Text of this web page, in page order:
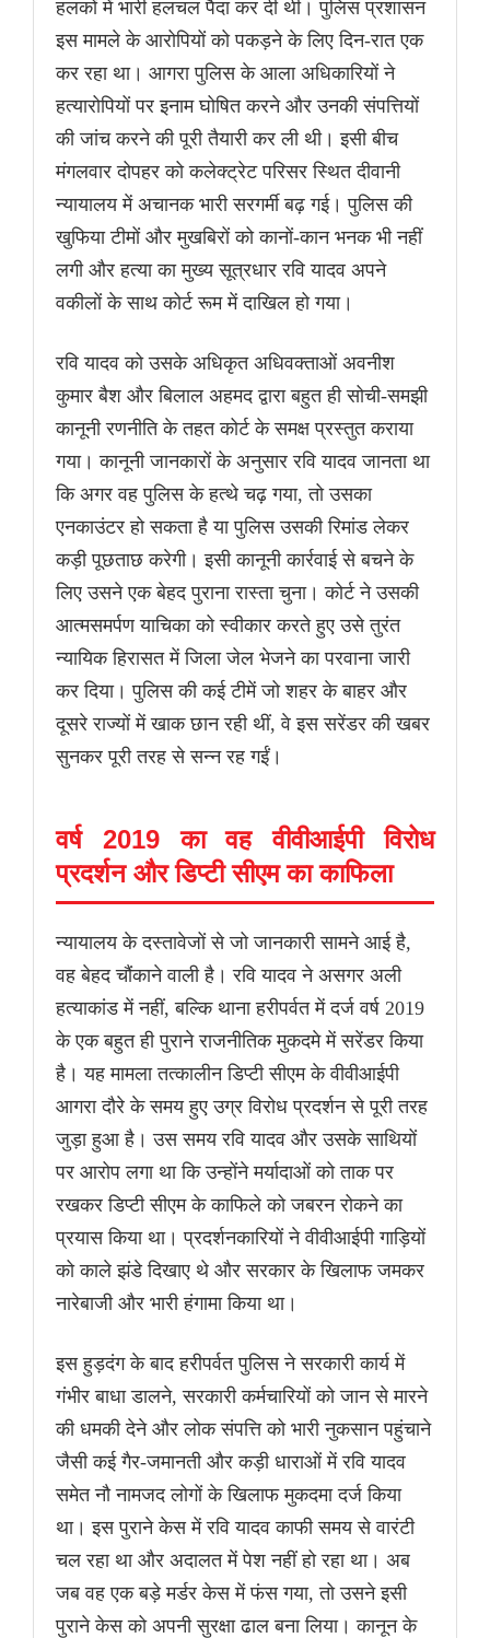
हलकों में भारी हलचल पैदा कर दी थी। पुलिस प्रशासन
इस मामले के आरोपियों को पकड़ने के लिए दिन-रात एक
कर रहा था। आगरा पुलिस के आला अधिकारियों ने
हत्यारोपियों पर इनाम घोषित करने और उनकी संपत्तियों
की जांच करने की पूरी तैयारी कर ली थी। इसी बीच
मंगलवार दोपहर को कलेक्ट्रेट परिसर स्थित दीवानी
न्यायालय में अचानक भारी सरगर्मी बढ़ गई। पुलिस की
खुफिया टीमों और मुखबिरों को कानों-कान भनक भी नहीं
लगी और हत्या का मुख्य सूत्रधार रवि यादव अपने
वकीलों के साथ कोर्ट रूम में दाखिल हो गया।
रवि यादव को उसके अधिकृत अधिवक्ताओं अवनीश
कुमार बैश और बिलाल अहमद द्वारा बहुत ही सोची-समझी
कानूनी रणनीति के तहत कोर्ट के समक्ष प्रस्तुत कराया
गया। कानूनी जानकारों के अनुसार रवि यादव जानता था
कि अगर वह पुलिस के हत्थे चढ़ गया, तो उसका
एनकाउंटर हो सकता है या पुलिस उसकी रिमांड लेकर
कड़ी पूछताछ करेगी। इसी कानूनी कार्रवाई से बचने के
लिए उसने एक बेहद पुराना रास्ता चुना। कोर्ट ने उसकी
आत्मसमर्पण याचिका को स्वीकार करते हुए उसे तुरंत
न्यायिक हिरासत में जिला जेल भेजने का परवाना जारी
कर दिया। पुलिस की कई टीमें जो शहर के बाहर और
दूसरे राज्यों में खाक छान रही थीं, वे इस सरेंडर की खबर
सुनकर पूरी तरह से सन्न रह गईं।
वर्ष 2019 का वह वीवीआईपी विरोध
प्रदर्शन और डिप्टी सीएम का काफिला
न्यायालय के दस्तावेजों से जो जानकारी सामने आई है,
वह बेहद चौंकाने वाली है। रवि यादव ने असगर अली
हत्याकांड में नहीं, बल्कि थाना हरीपर्वत में दर्ज वर्ष 2019
के एक बहुत ही पुराने राजनीतिक मुकदमे में सरेंडर किया
है। यह मामला तत्कालीन डिप्टी सीएम के वीवीआईपी
आगरा दौरे के समय हुए उग्र विरोध प्रदर्शन से पूरी तरह
जुड़ा हुआ है। उस समय रवि यादव और उसके साथियों
पर आरोप लगा था कि उन्होंने मर्यादाओं को ताक पर
रखकर डिप्टी सीएम के काफिले को जबरन रोकने का
प्रयास किया था। प्रदर्शनकारियों ने वीवीआईपी गाड़ियों
को काले झंडे दिखाए थे और सरकार के खिलाफ जमकर
नारेबाजी और भारी हंगामा किया था।
इस हुड़दंग के बाद हरीपर्वत पुलिस ने सरकारी कार्य में
गंभीर बाधा डालने, सरकारी कर्मचारियों को जान से मारने
की धमकी देने और लोक संपत्ति को भारी नुकसान पहुंचाने
जैसी कई गैर-जमानती और कड़ी धाराओं में रवि यादव
समेत नौ नामजद लोगों के खिलाफ मुकदमा दर्ज किया
था। इस पुराने केस में रवि यादव काफी समय से वारंटी
चल रहा था और अदालत में पेश नहीं हो रहा था। अब
जब वह एक बड़े मर्डर केस में फंस गया, तो उसने इसी
पुराने केस को अपनी सुरक्षा ढाल बना लिया। कानून के